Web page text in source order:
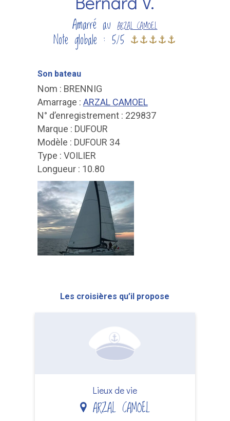
Amarré auARZAL CAMOEL
Note globale : 5/5
Son bateau
Nom : BRENNIG
Amarrage : ARZAL CAMOEL
N° d’enregistrement : 229837
Marque : DUFOUR
Modèle : DUFOUR 34
Type : VOILIER
Longueur : 10.80
Les croisières qu’il propose
Lieux de vie
ARZAL CAMOEL